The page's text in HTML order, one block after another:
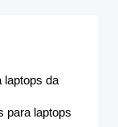
laptops da
para laptops